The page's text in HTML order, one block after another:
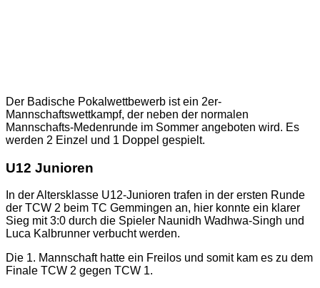
Der Badische Pokalwettbewerb ist ein 2er-
Mannschaftswettkampf, der neben der normalen
Mannschafts-Medenrunde im Sommer angeboten wird. Es
werden 2 Einzel und 1 Doppel gespielt.
U12 Junioren
In der Altersklasse U12-Junioren trafen in der ersten Runde
der TCW 2 beim TC Gemmingen an, hier konnte ein klarer
Sieg mit 3:0 durch die Spieler Naunidh Wadhwa-Singh und
Luca Kalbrunner verbucht werden.
Die 1. Mannschaft hatte ein Freilos und somit kam es zu dem
Finale TCW 2 gegen TCW 1.